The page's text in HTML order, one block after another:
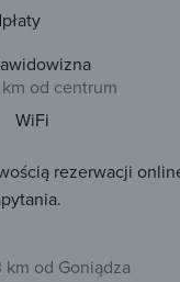
od centrum
WiFi
rezerwacji
km od Goniądza